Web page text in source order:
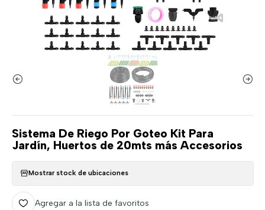
Sistema De Riego Por Goteo Kit Para
Jardín, Huertos de 20mts más Accesorios
Mostrar stock de ubicaciones
Agregar a la lista de favoritos